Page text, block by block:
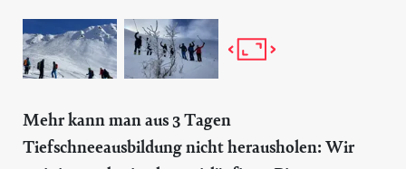
Mehr kann man aus 3 Tagen
Tiefschneeausbildung nicht herausholen: Wir